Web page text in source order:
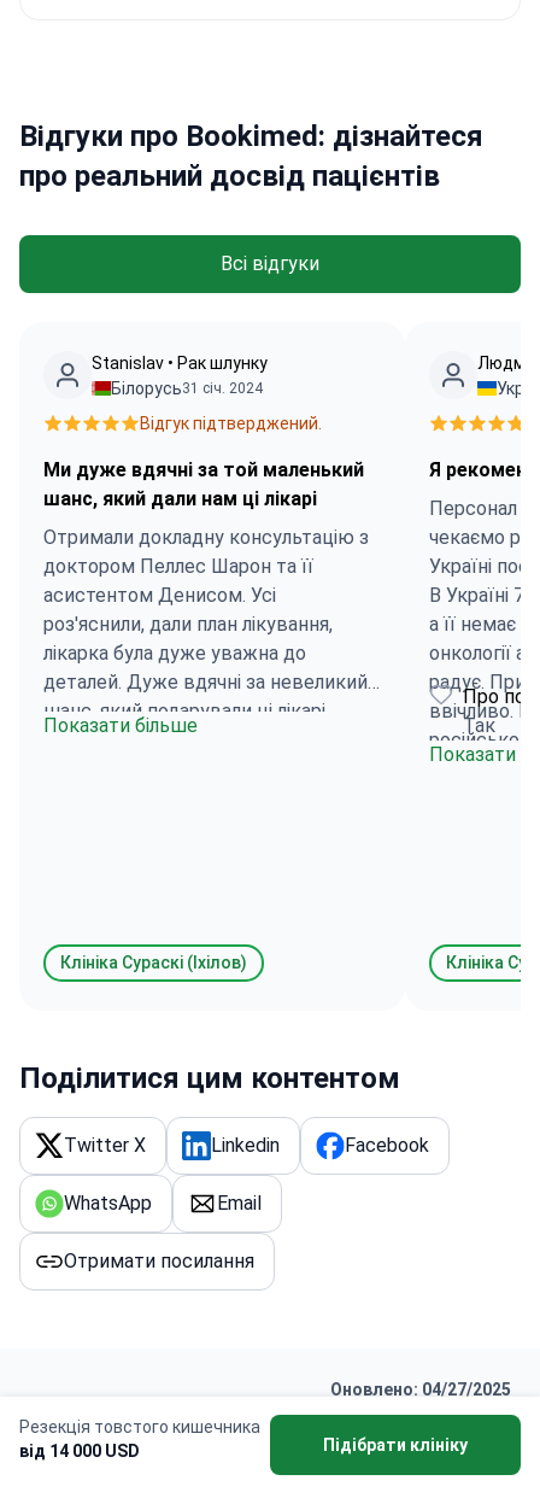
Резекція товстого кишечника
від 14 000 USD
Підібрати клініку
Відгуки про Bookimed: дізнайтеся
про реальний досвід пацієнтів
Всі відгуки
Stanislav • Рак шлунку
Білорусь31 січ. 2024
Відгук підтверджений.
Ми дуже вдячні за той маленький
шанс, який дали нам ці лікарі
Отримали докладну консультацію з
доктором Пеллес Шарон та її
асистентом Денисом. Усі
роз'яснили, дали план лікування,
лікарка була дуже уважна до
деталей. Дуже вдячні за невеликий
шанс, який подарували ці лікарі.
Також хотілося відзначити роботу
Показати більше
Клініка Сураскі (Іхілов)
Я
Персонал
чекаємо
Україні
В Україні 7
а її немає Не кажемо що немає
онкології
радує.
ввічливо.
тримають
Про
Так
Показати
Клініка
Поділитися цим контентом
Twitter X Linkedin Facebook
WhatsApp Email
Отримати посилання
Оновлено: 04/27/2025
Автор